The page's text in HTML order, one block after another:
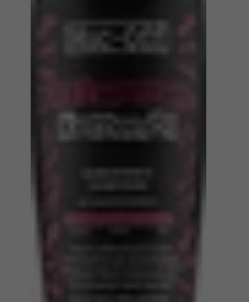
1 avis